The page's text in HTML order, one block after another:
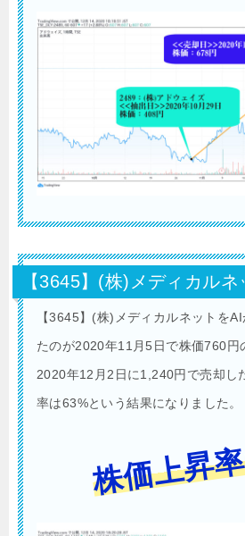
【3645】(株)メディカルネ
【3645】(株)メディカルネットを
たのが2020年11月5日で株価760円
2020年12月2日に1,240円で売却し
率は63%という結果になりました。
株価上昇